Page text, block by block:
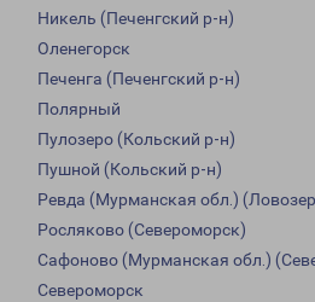
Никель (Печенгский р-н)
Оленегорск
Печенга (Печенгский р-н)
Полярный
Пулозеро (Кольский р-н)
Пушной (Кольский р-н)
Ревда (Мурманская обл.)
Росляково (Североморск)
Сафоново (Мурманская обл.)
Североморск